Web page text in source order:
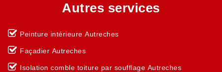
Autres services
Peinture intérieure Autreches
Façadier Autreches
Isolation comble toiture par soufflage Autreches